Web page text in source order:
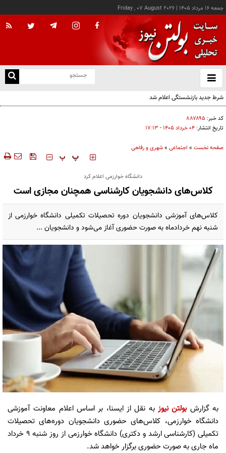
جمعه ۱۶ مرداد ۱۴۰۵ |
Friday , 07 August 2026
باز
و
شرط جدید بازنشستگی اعلام شد
کد خبر: ۸۸۷۸۹۵
تاریخ انتشار: ۰۴ خرداد ۱۴۰۵ - ۱۷:۱۳
صفحه نخست » اجتماعی »شهری و رفاهی
‍‍‍ پ پ
دانشگاه خوارزمی اعلام کرد
کلاس‌های دانشجویان کارشناسی همچنان مجازی است
کلاس‌های آموزشی دانشجویان دوره تحصیلات تکمیلی دانشگاه خوارزمی از
شنبه نهم خردادماه به صورت حضوری آغاز می‌شود و دانشجویان ...
به گزارشبولتن نیوز به نقل از ایسنا، بر اساس اعلام معاونت آموزشی
دانشگاه خوارزمی، کلاس‌های حضوری دانشجویان دوره‌های تحصیلات
تکمیلی (کارشناسی ارشد و دکتری) دانشگاه خوارزمی از روز شنبه ۹ خرداد
ماه جاری به صورت حضوری برگزار خواهد شد.